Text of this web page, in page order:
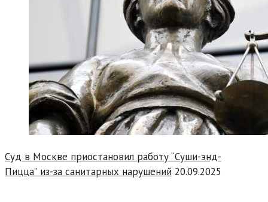
Суд в Москве приостановил работу “Суши-энд-
Пицца” из-за санитарных нарушений 20.09.2025